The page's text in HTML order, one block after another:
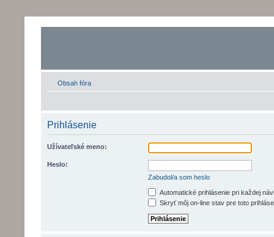
Obsah fóra
Prihlásenie
Užívateľské meno:
Heslo:
Zabudol/a som heslo
Automatické prihlásenie pri každej
Skryť môj on-line stav pre toto